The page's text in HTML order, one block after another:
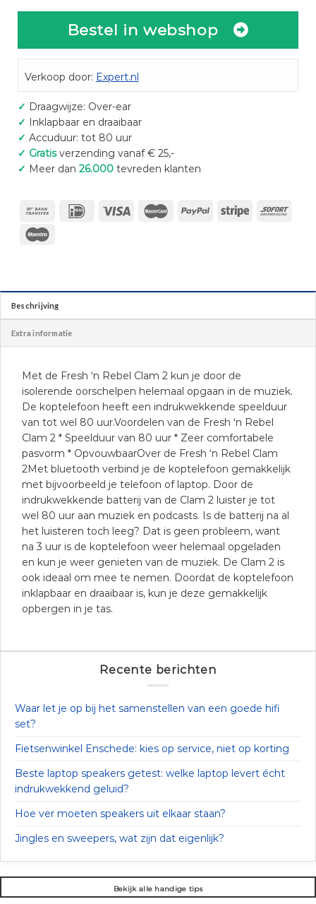
Bestel in webshop
Verkoop door: Expert.nl
✓ Draagwijze: Over-ear
✓ Inklapbaar en draaibaar
✓ Accuduur: tot 80 uur
✓ Gratisverzending vanaf € 25,-
✓ Meer dan 26.000tevreden klanten
Beschrijving
Extra informatie
Met de Fresh ‘n Rebel Clam 2 kun je door de
isolerende oorschelpen helemaal opgaan in de muziek.
De koptelefoon heeft een indrukwekkende speelduur
van tot wel 80 uur.Voordelen van de Fresh ‘n Rebel
Clam 2 * Speelduur van 80 uur * Zeer comfortabele
pasvorm * OpvouwbaarOver de Fresh ‘n Rebel Clam
2Met bluetooth verbind je de koptelefoon gemakkelijk
met bijvoorbeeld je telefoon of laptop. Door de
indrukwekkende batterij van de Clam 2 luister je tot
wel 80 uur aan muziek en podcasts. Is de batterij na al
het luisteren toch leeg? Dat is geen probleem, want
na 3 uur is de koptelefoon weer helemaal opgeladen
en kun je weer genieten van de muziek. De Clam 2 is
ook ideaal om mee te nemen. Doordat de koptelefoon
inklapbaar en draaibaar is, kun je deze gemakkelijk
opbergen in je tas.
Recente berichten
Waar let je op bij het samenstellen van een goede hifi
set?
Fietsenwinkel Enschede: kies op service, niet op korting
Beste laptop speakers getest: welke laptop levert écht
indrukwekkend geluid?
Hoe ver moeten speakers uit elkaar staan?
Jingles en sweepers, wat zijn dat eigenlijk?
Bekijk alle handige tips